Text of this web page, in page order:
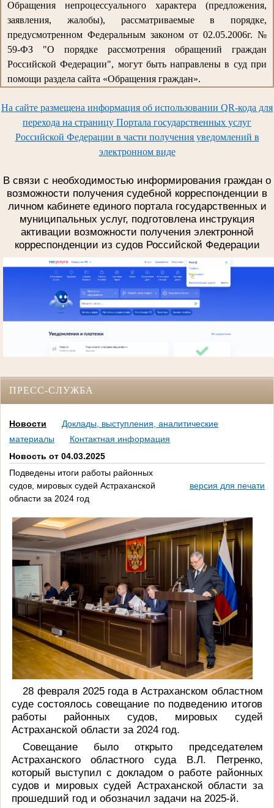
Обращения непроцессуального характера (предложения,
заявления, жалобы), рассматриваемые в порядке,
предусмотренном Федеральным законом от 02.05.2006г. №
59-ФЗ "О порядке рассмотрения обращений граждан
Российской Федерации", могут быть направлены в суд при
помощи раздела сайта «Обращения граждан».
На сайте размещена информация об использовании QR-кода для
перехода на страницу Портала государственных услуг
Российской Федерации в части получения уведомлений в
электронном виде
В связи с необходимостью информирования граждан о
возможности получения судебной корреспонденции в
личном кабинете единого портала государственных и
муниципальных услуг, подготовлена инструкция
активации возможности получения электронной
корреспонденции из судов Российской Федерации
ПРЕСС-СЛУЖБА
Новости
Доклады, выступления, аналитические
материалы
Контактная информация
Новость от 04.03.2025
Подведены итоги работы районных
судов, мировых судей Астраханской
области за 2024 год
версия для печати
28 февраля 2025 года в Астраханском областном
суде состоялось совещание по подведению итогов
работы районных судов, мировых судей
Астраханской области за 2024 год.
Совещание было открыто председателем
Астраханского областного суда В.Л. Петренко,
который выступил с докладом о работе районных
судов и мировых судей Астраханской области за
прошедший год и обозначил задачи на 2025-й.